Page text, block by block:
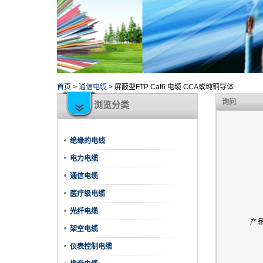
首页 > 通信电缆 > 屏蔽型FTP Cat6 电缆 CCA或纯铜导体
浏览分类
绝缘的电线
电力电缆
通信电缆
医疗级电缆
光纤电缆
架空电缆
仪表控制电缆
询问
产